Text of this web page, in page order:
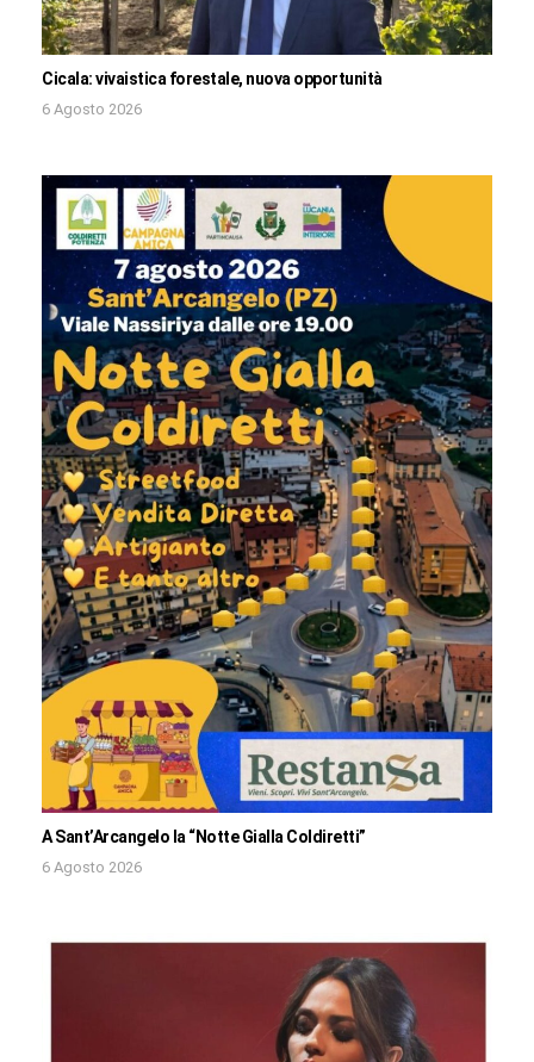
Cicala: vivaistica forestale, nuova opportunità
6 Agosto 2026
A Sant’Arcangelo la “Notte Gialla Coldiretti”
6 Agosto 2026